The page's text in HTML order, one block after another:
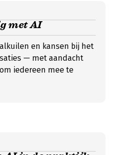
met AI
en kansen bij het
— met aandacht
iedereen mee te